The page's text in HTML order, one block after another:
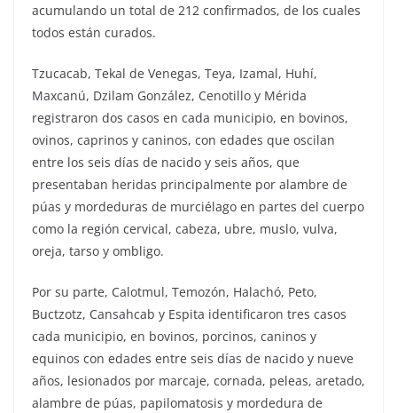
acumulando un total de 212 confirmados, de los cuales
todos están curados.
Tzucacab, Tekal de Venegas, Teya, Izamal, Huhí,
Maxcanú, Dzilam González, Cenotillo y Mérida
registraron dos casos en cada municipio, en bovinos,
ovinos, caprinos y caninos, con edades que oscilan
entre los seis días de nacido y seis años, que
presentaban heridas principalmente por alambre de
púas y mordeduras de murciélago en partes del cuerpo
como la región cervical, cabeza, ubre, muslo, vulva,
oreja, tarso y ombligo.
Por su parte, Calotmul, Temozón, Halachó, Peto,
Buctzotz, Cansahcab y Espita identificaron tres casos
cada municipio, en bovinos, porcinos, caninos y
equinos con edades entre seis días de nacido y nueve
años, lesionados por marcaje, cornada, peleas, aretado,
alambre de púas, papilomatosis y mordedura de